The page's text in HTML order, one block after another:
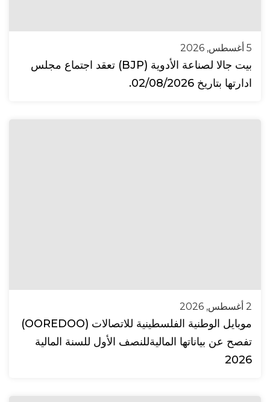
5 أغسطس, 2026
بيت جالا لصناعة الأدوية (BJP) تعقد اجتماع مجلس
ادارتها بتاريخ 02/08/2026.
2 أغسطس, 2026
موبايل الوطنية الفلسطينية للاتصالات (OOREDOO)
تفصح عن بياناتها الماليةللنصف الأول للسنة المالية
2026